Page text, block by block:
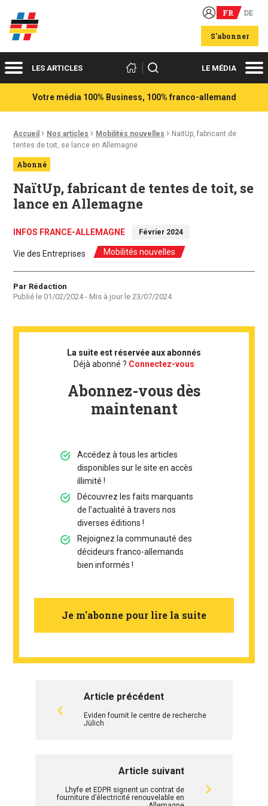
Acteurs du franco-allemand FR DE
S'abonner
MenuLES ARTICLES Rechercher LE MÉDIA
Votre média 100% Business, 100% franco-allemand
Fil d'Ariane :
Accueil › Nos articles › Mobilités nouvelles › NaïtUp, fabricant de
tentes de toit, se lance en Allemagne
Abonné
NaïtUp, fabricant de tentes de toit, se
lance en Allemagne
INFOS FRANCE-ALLEMAGNE Février 2024
Vie des Entreprises Mobilités nouvelles
Auteur
Par Rédaction
Publié le 01/02/2024- Mis à jour le 23/07/2024
La suite est réservée aux abonnés
Déjà abonné ? Connectez-vous
Abonnez-vous dès
maintenant
Accédez à tous les articles
disponibles sur le site en accès
illimité !
Découvrez les faits marquants
de l’actualité à travers nos
diverses éditions !
Rejoignez la communauté des
décideurs franco-allemands
bien informés !
Je m'abonne pour lire la suite
Article précédent
Eviden fournit le centre de recherche
Jülich
Article suivant
Lhyfe et EDPR signent un contrat de
fourniture d’électricité renouvelable en